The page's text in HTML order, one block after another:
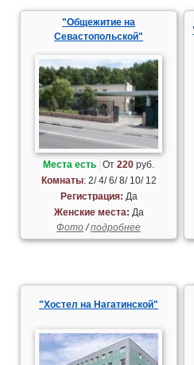
"Общежитие на
Севастопольской"
Места есть От220 руб.
Комнаты: 2/ 4/ 6/ 8/ 10/ 12
Регистрация: Да
Женские места: Да
Фото /подробнее
"Хостел на Нагатинской"